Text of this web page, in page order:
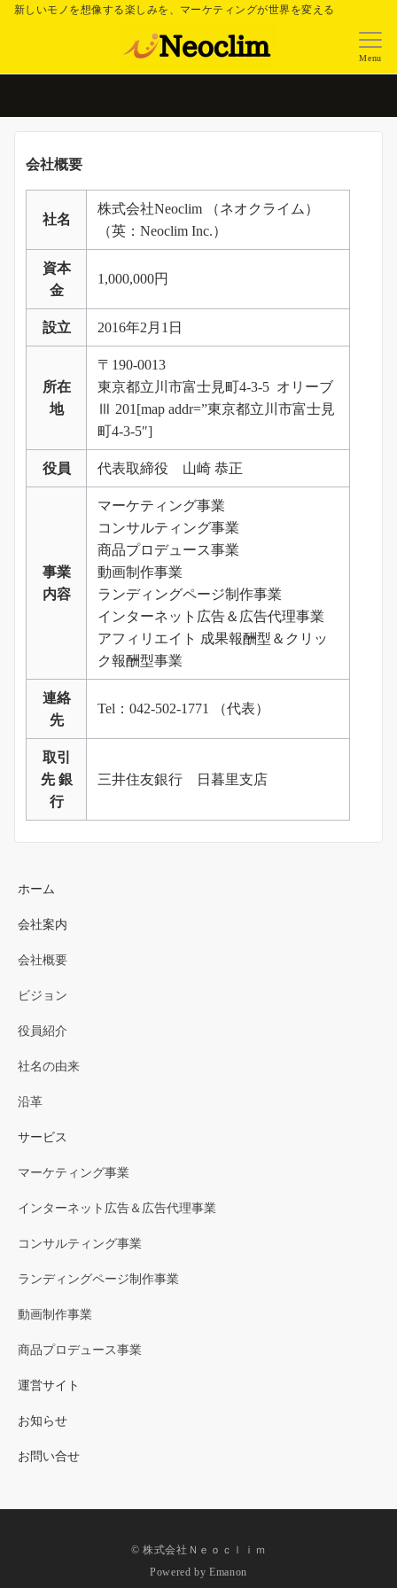
新しいモノを想像する楽しみを、マーケティングが世界を変える
Menu
会社概要
社名
株式会社Neoclim （ネオクライム）
（英：Neoclim Inc.）
資本
金
1,000,000円
設立 2016年2月1日
所在
地
〒190-0013
東京都立川市富士見町4-3-5 オリーブ
Ⅲ 201[map addr=”東京都立川市富士見
町4-3-5″]
役員 代表取締役 山崎 恭正
事業
内容
マーケティング事業
コンサルティング事業
商品プロデュース事業
動画制作事業
ランディングページ制作事業
インターネット広告＆広告代理事業
アフィリエイト 成果報酬型＆クリッ
ク報酬型事業
連絡
先
Tel：042-502-1771 （代表）
取引
先 銀
行
三井住友銀行 日暮里支店
ホーム
会社案内
会社概要
ビジョン
役員紹介
社名の由来
沿革
サービス
マーケティング事業
インターネット広告＆広告代理事業
コンサルティング事業
ランディングページ制作事業
動画制作事業
商品プロデュース事業
運営サイト
お知らせ
お問い合せ
© 株式会社Ｎｅｏｃｌｉｍ
Powered byEmanon